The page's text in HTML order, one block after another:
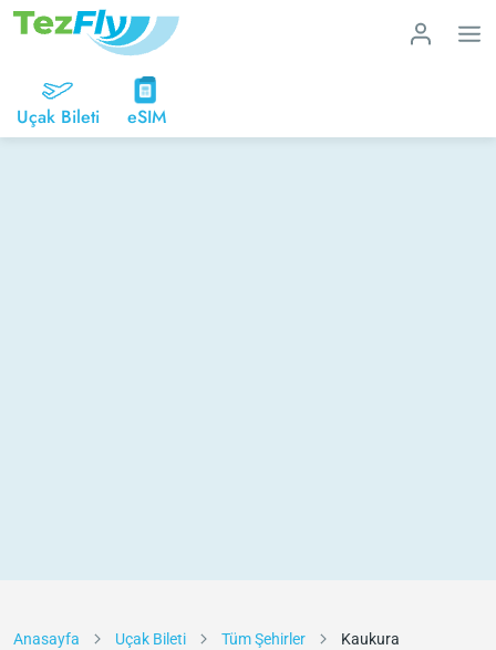
Uçak Bileti eSIM
Anasayfa Uçak Bileti Tüm Şehirler Kaukura